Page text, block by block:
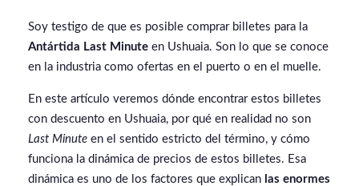
Soy testigo de que es posible comprar billetes para la
Antártida Last Minute en Ushuaia. Son lo que se conoce
en la industria como ofertas en el puerto o en el muelle.
En este artículo veremos dónde encontrar estos billetes
con descuento en Ushuaia, por qué en realidad no son
Last Minute en el sentido estricto del término, y cómo
funciona la dinámica de precios de estos billetes. Esa
dinámica es uno de los factores que explican las enormes